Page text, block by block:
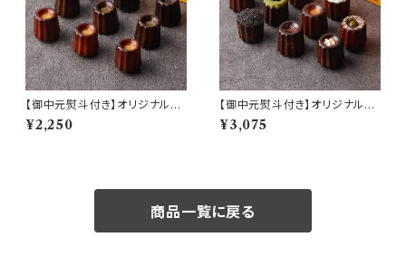
【御中元熨斗付き】オリジナルミ
ニカヌレ 3種9個SETcanelé
de CHIANTI mini
¥2,250
【御中元熨斗付き】オリジナルカ
ヌレ 10個SET 自家製 cane
lé de CHIANTI
¥3,075
商品一覧に戻る